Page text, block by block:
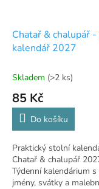
Chatař & chalupář
kalendář 2027
Skladem (>2 ks)
85 Kč
Do košíku
Praktický stolní
Chatař & chalupář
Týdenní kalendárium s
jmény, svátky a